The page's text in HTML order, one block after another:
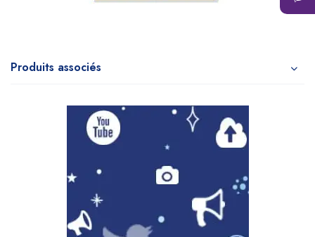
Produits associés